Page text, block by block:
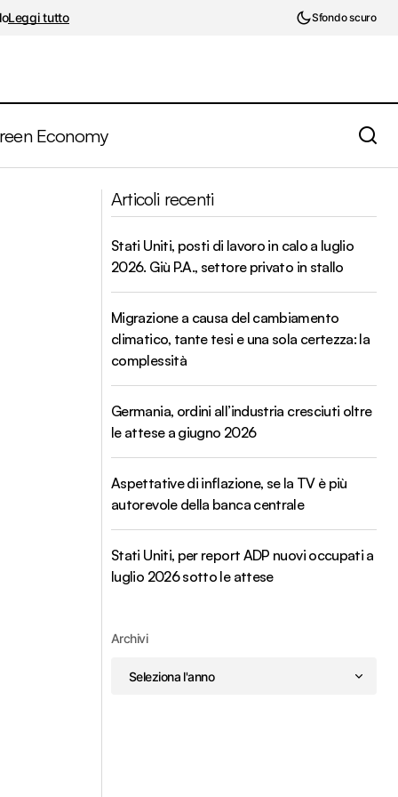
Leggi tutto Sfondo scuro
Economy
Il mondo impazzito di Ray Dalio
Articoli recenti
Stati Uniti, posti di lavoro in calo a luglio
2026. Giù P.A., settore privato in stallo
Migrazione a causa del cambiamento
climatico, tante tesi e una sola certezza: la
complessità
Germania, ordini all’industria cresciuti oltre
le attese a giugno 2026
Aspettative di inflazione, se la TV è più
autorevole della banca centrale
Stati Uniti, per report ADP nuovi occupati a
luglio 2026 sotto le attese
Archivi